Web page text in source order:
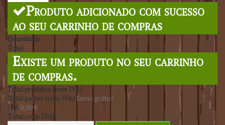
Pesquisar
Produto adicionado com sucesso
ao seu carrinho de compras
Quantidade
Total
Existe um produto no seu carrinho
de compras.
Total produtos (com IVA)
Total portes (com IVA) Envio grátis!
IVA 0,00 €
Total (com IVA)